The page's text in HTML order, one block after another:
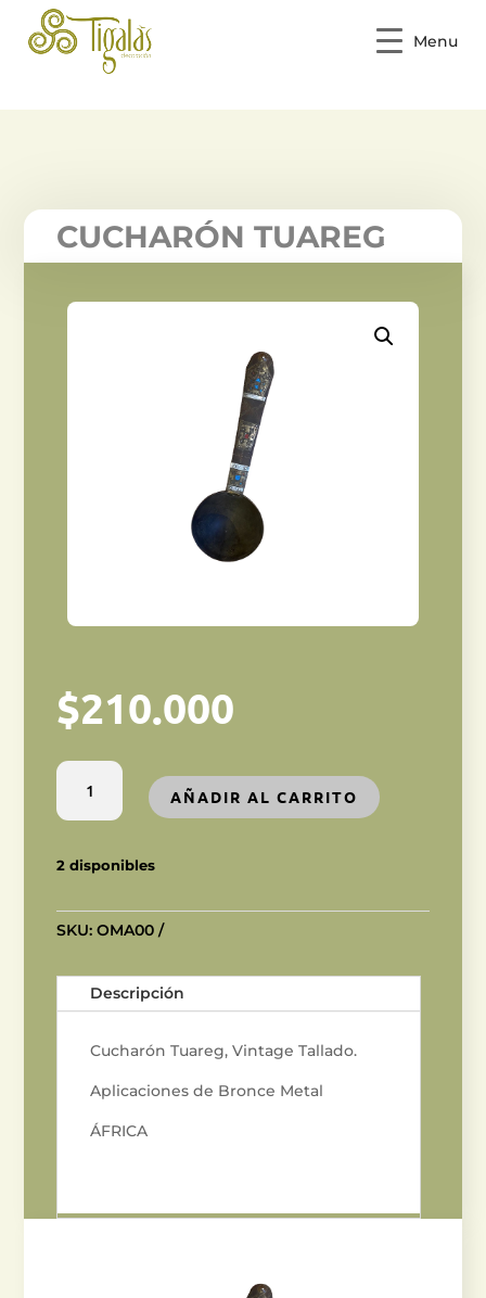
Menu
CUCHARÓN TUAREG
$210.000
CUCHARÓN
TUAREG
cantidad
AÑADIR AL CARRITO
2 disponibles
SKU:OMA00
Descripción
Cucharón Tuareg, Vintage Tallado.
Aplicaciones de Bronce Metal
ÁFRICA